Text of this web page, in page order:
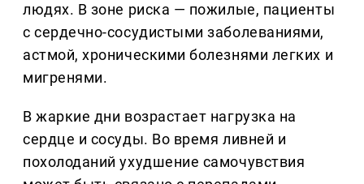
людях. В зоне риска — пожилые, пациенты
с сердечно-сосудистыми заболеваниями,
астмой, хроническими болезнями легких и
мигренями.
В жаркие дни возрастает нагрузка на
сердце и сосуды. Во время ливней и
похолоданий ухудшение самочувствия